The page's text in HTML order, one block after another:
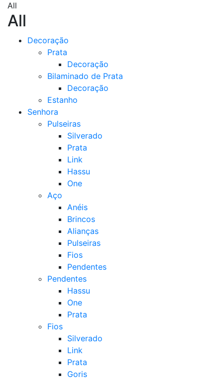
All
All
Decoração
Prata
Decoração
Bilaminado de Prata
Decoração
Estanho
Senhora
Pulseiras
Silverado
Prata
Link
Hassu
One
Aço
Anéis
Brincos
Alianças
Pulseiras
Fios
Pendentes
Pendentes
Hassu
One
Prata
Fios
Silverado
Link
Prata
Goris